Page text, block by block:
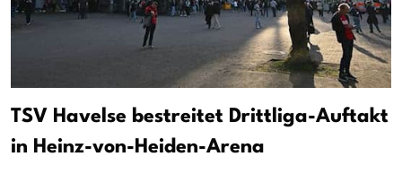
TSV Havelse bestreitet Drittliga-Auftakt
in Heinz-von-Heiden-Arena